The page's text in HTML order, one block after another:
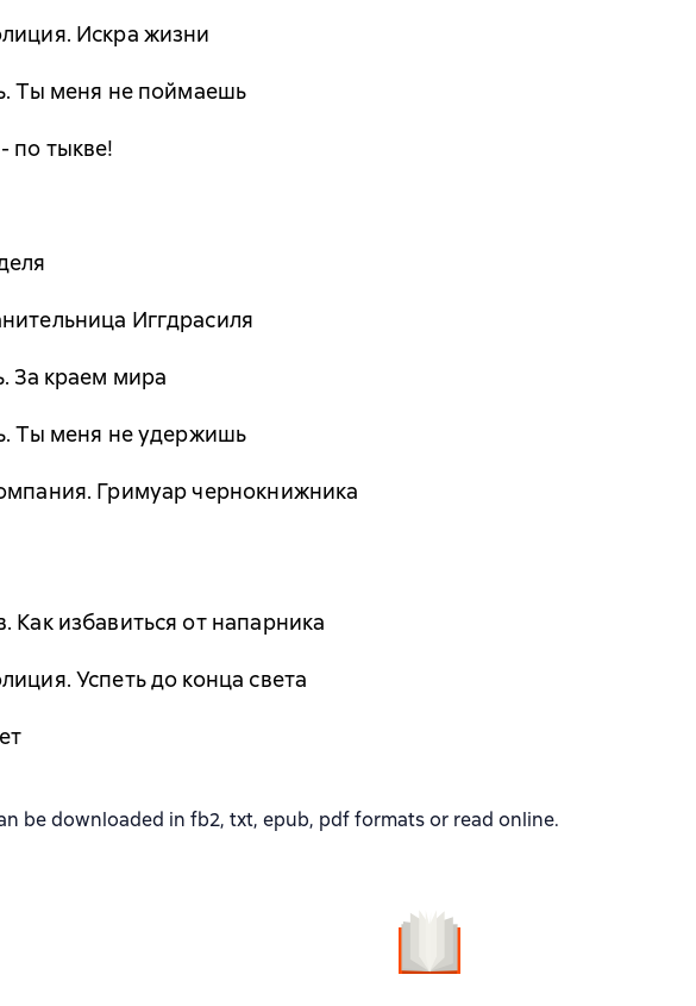
Искра жизни
Ты меня не поймаешь
по тыкве!
Иггдрасиля
За краем мира
Ты меня не удержишь
Гримуар чернокнижника
Как избавиться от напарника
Успеть до конца света
be downloaded in fb2, txt, epub, pdf formats or read online.